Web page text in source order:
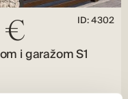
€ ID: 4302
i garažom S1